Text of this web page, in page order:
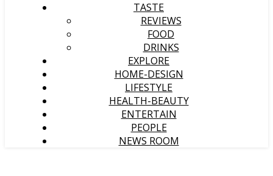
TASTE
REVIEWS
FOOD
DRINKS
EXPLORE
HOME-DESIGN
LIFESTYLE
HEALTH-BEAUTY
ENTERTAIN
PEOPLE
NEWS ROOM